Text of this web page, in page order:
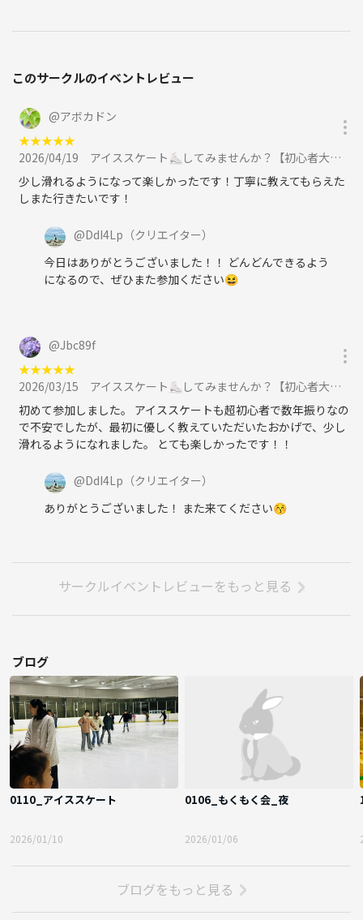
このサークルのイベントレビュー
@アボカドン
★★★★★
2026/04/19
アイススケート⛸してみませんか？【初心者大歓迎】に参加
少し滑れるようになって楽しかったです！丁寧に教えてもらえた
しまた行きたいです！
@DdI4Lp （クリエイター）
今日はありがとうございました！！ どんどんできるよう
になるので、ぜひまた参加ください😆
@Jbc89f
★★★★★
2026/03/15
アイススケート⛸してみませんか？【初心者大歓迎】に参加
初めて参加しました。 アイススケートも超初心者で数年振りなの
で不安でしたが、最初に優しく教えていただいたおかげで、少し
滑れるようになれました。 とても楽しかったです！！
@DdI4Lp （クリエイター）
ありがとうございました！ また来てください😚
サークルイベントレビューをもっと見る
ブログ
0110_アイススケート
2026/01/10
0106_もくもく会_夜
2026/01/06
ブログをもっと見る